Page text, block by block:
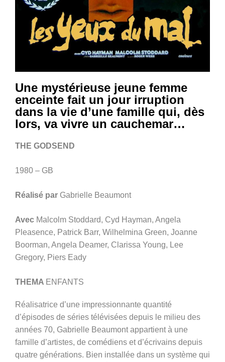
Une mystérieuse jeune femme
enceinte fait un jour irruption
dans la vie d’une famille qui, dès
lors, va vivre un cauchemar…
THE GODSEND
1980 – GB
Réalisé par Gabrielle Beaumont
Avec Malcolm Stoddard, Cyd Hayman, Angela
Pleasence, Patrick Barr, Wilhelmina Green, Joanne
Boorman, Angela Deamer, Clarissa Young, Lee
Gregory, Piers Eady
THEMA ENFANTS
Réalisatrice d’une impressionnante quantité
d’épisodes de séries télévisées depuis le milieu des
années 70, Gabrielle Beaumont appartient à une
famille d’artistes, de comédiens et d’écrivains depuis
quatre générations. Bien installée dans un système qui